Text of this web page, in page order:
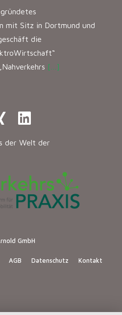
mit Sitz in Dortmund und
die
[…]
der Welt der
GmbH
AGB Datenschutz Kontakt